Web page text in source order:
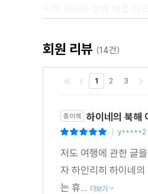
산문으로 이루어진 「북
유사하다. 소제목이나
나열되지만 그렇다고 어
동서양의 신화와 전설, 고
연결되는 산문 미학
하이네는 아이러니를 잘
들을 적재적소에 언급하
회원 리뷰 (14건)
1 2 3
종이책 하이네의 북해
y*****2
저도 여행에 관한 글
자 하인리히 하이네
는 휴... 더보기